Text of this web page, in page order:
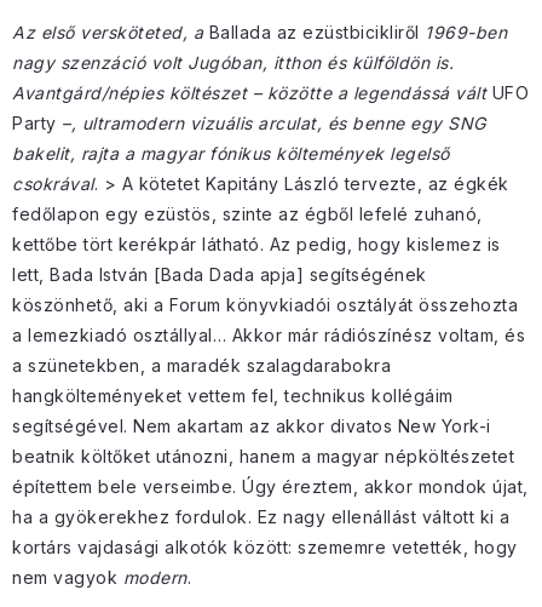
Az első versköteted, a Ballada az ezüstbicikliről 1969-ben
nagy szenzáció volt Jugóban, itthon és külföldön is.
Avantgárd/népies költészet – közötte a legendássá vált UFO
Party –, ultramodern vizuális arculat, és benne egy SNG
bakelit, rajta a magyar fónikus költemények legelső
csokrával. > A kötetet Kapitány László tervezte, az égkék
fedőlapon egy ezüstös, szinte az égből lefelé zuhanó,
kettőbe tört kerékpár látható. Az pedig, hogy kislemez is
lett, Bada István [Bada Dada apja] segítségének
köszönhető, aki a Forum könyvkiadói osztályát összehozta
a lemezkiadó osztállyal… Akkor már rádiószínész voltam, és
a szünetekben, a maradék szalagdarabokra
hangkölteményeket vettem fel, technikus kollégáim
segítségével. Nem akartam az akkor divatos New York-i
beatnik költőket utánozni, hanem a magyar népköltészetet
építettem bele verseimbe. Úgy éreztem, akkor mondok újat,
ha a gyökerekhez fordulok. Ez nagy ellenállást váltott ki a
kortárs vajdasági alkotók között: szememre vetették, hogy
nem vagyok modern.